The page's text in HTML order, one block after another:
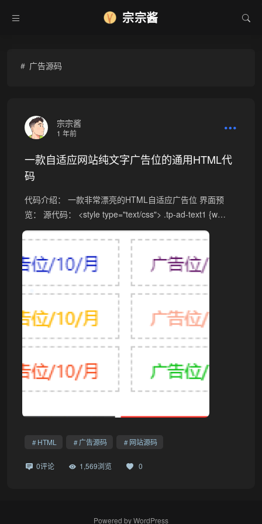
宗宗酱
广告源码
宗宗酱
1 年前
一款自适应网站纯文字广告位的通用HTML代
码
代码介绍： 一款非常漂亮的HTML自适应广告位 界面预
览： 源代码： <style type="text/css"> .tp-ad-text1 {w…
HTML 广告源码 网站源码
0评论 1,569浏览 0
Powered byWordPress